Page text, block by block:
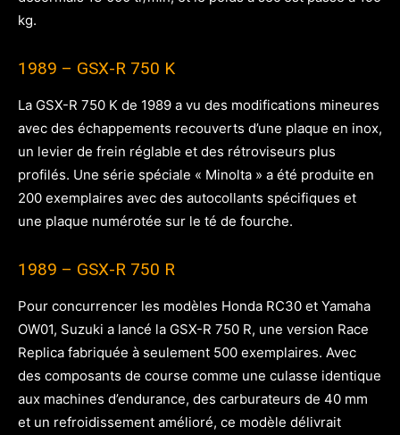
kg.
1989 – GSX-R 750 K
La GSX-R 750 K de 1989 a vu des modifications mineures
avec des échappements recouverts d’une plaque en inox,
un levier de frein réglable et des rétroviseurs plus
profilés. Une série spéciale « Minolta » a été produite en
200 exemplaires avec des autocollants spécifiques et
une plaque numérotée sur le té de fourche.
1989 – GSX-R 750 R
Pour concurrencer les modèles Honda RC30 et Yamaha
OW01, Suzuki a lancé la GSX-R 750 R, une version Race
Replica fabriquée à seulement 500 exemplaires. Avec
des composants de course comme une culasse identique
aux machines d’endurance, des carburateurs de 40 mm
et un refroidissement amélioré, ce modèle délivrait